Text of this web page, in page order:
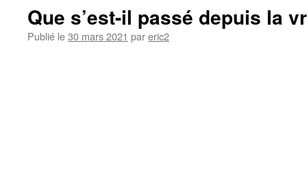
Que s’est-il passé depuis la
Publié le30 mars 2021 pareric2